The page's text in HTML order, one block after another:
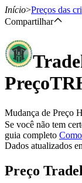
Futuros
Futuros de
Início>Preços das
Compartilhar
Preço
Mudança de Preço
Se você não tem
guia completo
Dados atualizados
Preço